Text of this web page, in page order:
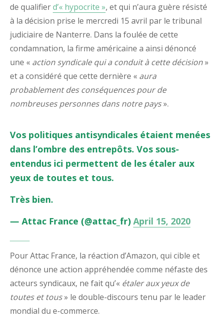
de qualifierd’« hypocrite », et qui n’aura guère résisté
à la décision prise le mercredi 15 avril par le tribunal
judiciaire de Nanterre. Dans la foulée de cette
condamnation, la firme américaine a ainsi dénoncé
une « action syndicale qui a conduit à cette décision»
et a considéré que cette dernière « aura
probablement des conséquences pour de
nombreuses personnes dans notre pays».
Vos politiques antisyndicales étaient menées
dans l’ombre des entrepôts. Vos sous-
entendus ici permettent de les étaler aux
yeux de toutes et tous.
Très bien.
— Attac France (@attac_fr) April 15, 2020
Pour Attac France, la réaction d’Amazon, qui cible et
dénonce une action appréhendée comme néfaste des
acteurs syndicaux, ne fait qu’« étaler aux yeux de
toutes et tous» le double-discours tenu par le leader
mondial du e-commerce.